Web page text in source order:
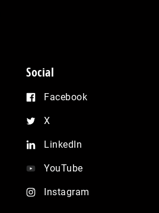
Social
Facebook
X
LinkedIn
YouTube
Instagram